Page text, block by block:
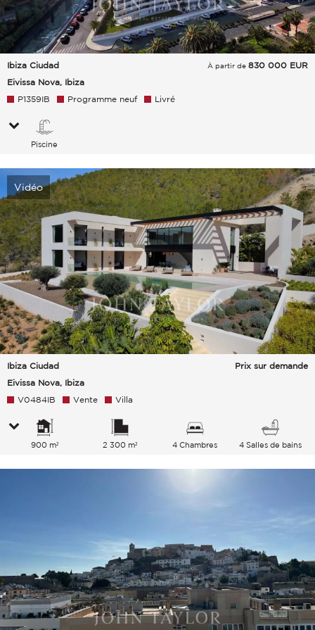
Ibiza Ciudad
Eivissa Nova, Ibiza
À partir de 830 000 EUR
P1359IB Programme neuf Livré
Piscine
Vidéo
Ibiza Ciudad
Eivissa Nova, Ibiza
Prix sur demande
V0484IB Vente Villa
900 m² 2 300 m² 4 Chambres 4 Salles de bains